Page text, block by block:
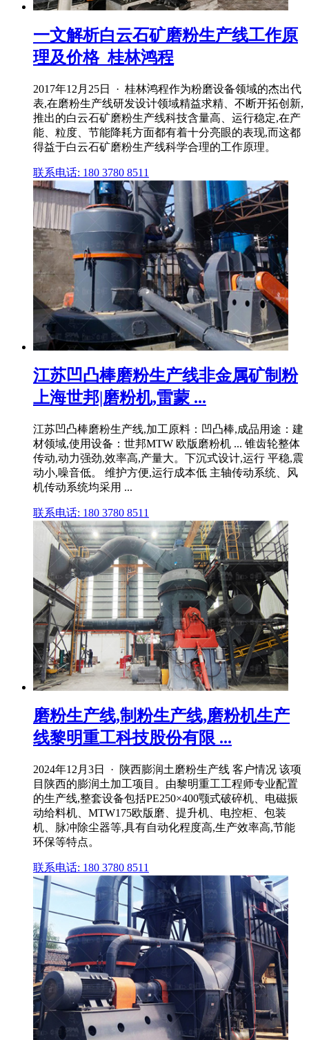
一文解析白云石矿磨粉生产线工作原
理及价格_桂林鸿程
2017年12月25日 · 桂林鸿程作为粉磨设备领域的杰出代
表,在磨粉生产线研发设计领域精益求精、不断开拓创新,
推出的白云石矿磨粉生产线科技含量高、运行稳定,在产
能、粒度、节能降耗方面都有着十分亮眼的表现,而这都
得益于白云石矿磨粉生产线科学合理的工作原理。
联系电话: 180 3780 8511
江苏凹凸棒磨粉生产线非金属矿制粉
上海世邦|磨粉机,雷蒙 ...
江苏凹凸棒磨粉生产线,加工原料：凹凸棒,成品用途：建
材领域,使用设备：世邦MTW 欧版磨粉机 ... 锥齿轮整体
传动,动力强劲,效率高,产量大。下沉式设计,运行 平稳,震
动小,噪音低。 维护方便,运行成本低 主轴传动系统、风
机传动系统均采用 ...
联系电话: 180 3780 8511
磨粉生产线,制粉生产线,磨粉机生产
线黎明重工科技股份有限 ...
2024年12月3日 · 陕西膨润土磨粉生产线 客户情况 该项
目陕西的膨润土加工项目。由黎明重工工程师专业配置
的生产线,整套设备包括PE250×400颚式破碎机、电磁振
动给料机、MTW175欧版磨、提升机、电控柜、包装
机、脉冲除尘器等,具有自动化程度高,生产效率高,节能
环保等特点。
联系电话: 180 3780 8511